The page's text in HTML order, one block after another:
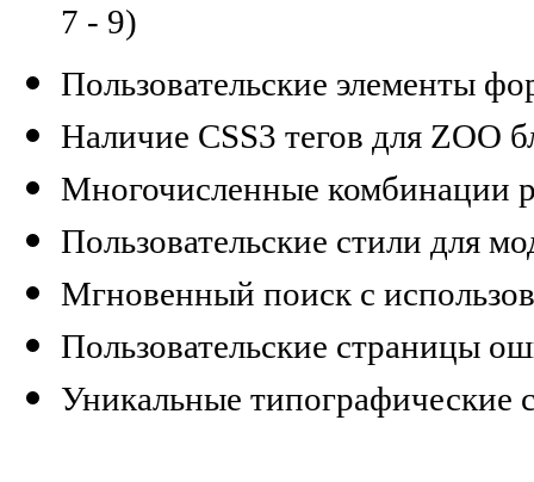
7 - 9)
Пользовательские элементы
Наличие CSS3 тегов для ZOO
Многочисленные комбинации
Пользовательские стили для
Мгновенный поиск с
Пользовательские страницы
Уникальные типографические